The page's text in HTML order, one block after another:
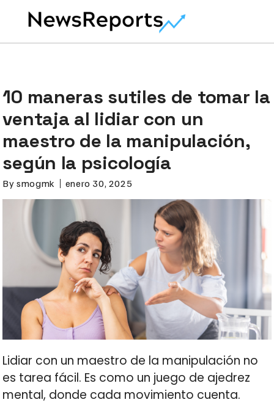
10 maneras sutiles de tomar la
ventaja al lidiar con un
maestro de la manipulación,
según la psicología
By smogmk enero 30, 2025
Lidiar con un maestro de la manipulación no
es tarea fácil. Es como un juego de ajedrez
mental, donde cada movimiento cuenta.